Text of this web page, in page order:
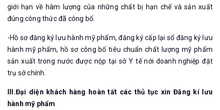
giới hạn về hàm lượng của những chất bị hạn chế và sản xuất
đúng công thức đã công bố.
-Hồ sơ đăng ký lưu hành mỹ phẩm, đăng ký cấp lại sổ đăng ký lưu
hành mỹ phẩm, hồ sơ công bố tiêu chuẩn chất lượng mỹ phẩm
sản xuất trong nước được nộp tại sở Y tế nới doanh nghiệp đặt
trụ sở chính.
III.Đại diện khách hàng hoàn tất các thủ tục xin Đăng kí lưu
hành mỹ phẩm